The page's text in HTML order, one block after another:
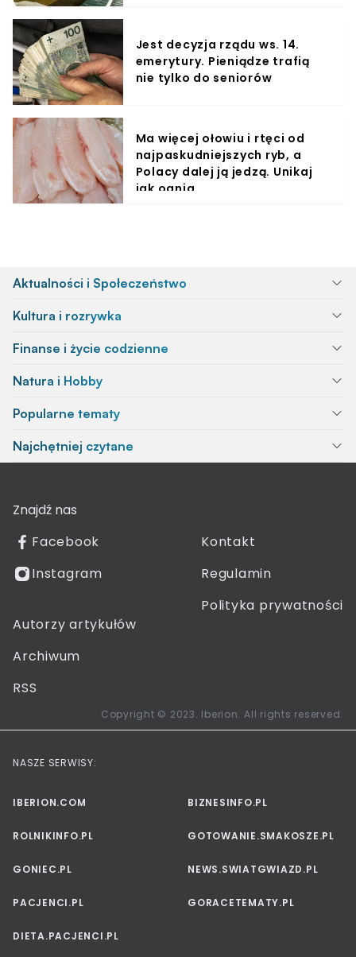
Jest decyzja rządu ws. 14.
emerytury. Pieniądze trafią
nie tylko do seniorów
Ma więcej ołowiu i rtęci od
najpaskudniejszych ryb, a
Polacy dalej ją jedzą. Unikaj
jak ognia
Aktualności i Społeczeństwo
Kultura i rozrywka
Finanse i życie codzienne
Natura i Hobby
Popularne tematy
Najchętniej czytane
Znajdź nas
Facebook
Instagram
Kontakt
Regulamin
Polityka prywatności
Autorzy artykułów
Archiwum
RSS
Copyright © 2023. Iberion. All rights reserved.
NASZE SERWISY:
IBERION.COM BIZNESINFO.PL
ROLNIKINFO.PL GOTOWANIE.SMAKOSZE.PL
GONIEC.PL NEWS.SWIATGWIAZD.PL
PACJENCI.PL GORACETEMATY.PL
DIETA.PACJENCI.PL